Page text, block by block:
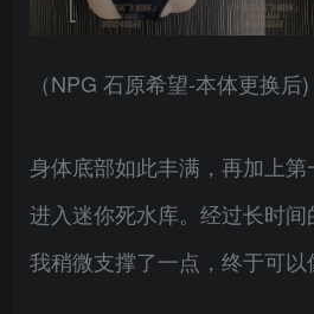
（NPG 石原希望-本体更换后)
身体底部如此丰满，再加上
进入迷你死水库。经过长时
我稍微支撑了一点，终于可以